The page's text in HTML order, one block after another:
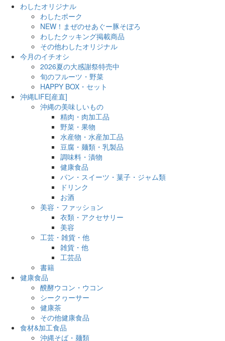
わしたオリジナル
わしたポーク
NEW！まぜのせあぐー豚そぼろ
わしたクッキング掲載商品
その他わしたオリジナル
今月のイチオシ
2026夏の大感謝祭特売中
旬のフルーツ・野菜
HAPPY BOX・セット
沖縄LIFE[産直]
沖縄の美味しいもの
精肉・肉加工品
野菜・果物
水産物・水産加工品
豆腐・麺類・乳製品
調味料・漬物
健康食品
パン・スイーツ・菓子・ジャム類
ドリンク
お酒
美容・ファッション
衣類・アクセサリー
美容
工芸・雑貨・他
雑貨・他
工芸品
書籍
健康食品
醗酵ウコン・ウコン
シークヮーサー
健康茶
その他健康食品
食材&加工食品
沖縄そば・麺類